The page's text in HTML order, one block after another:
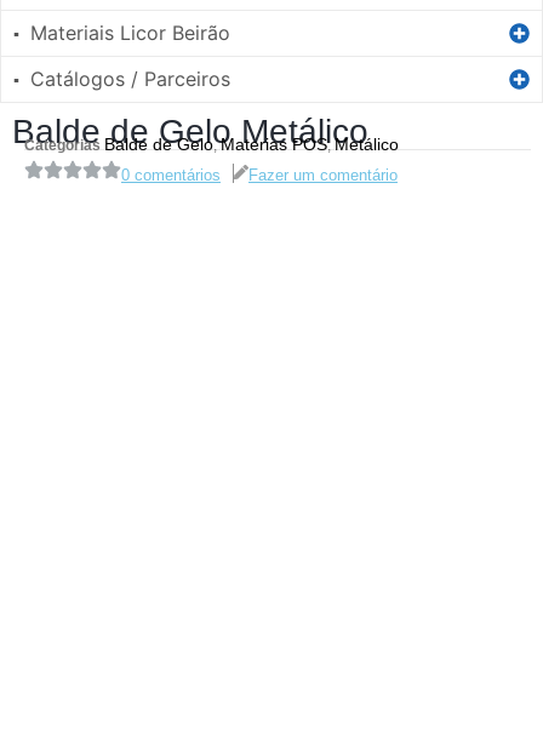
▪ Materiais Licor Beirão
▪ Catálogos / Parceiros
Balde de Gelo Metálico
Categorias Balde de Gelo,Materias POS,Metálico
0 comentários Fazer um comentário